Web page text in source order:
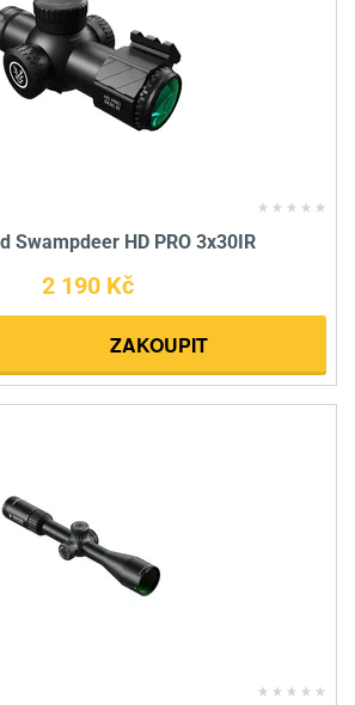
Swampdeer HD PRO 3x30IR
2 190 Kč
ZAKOUPIT